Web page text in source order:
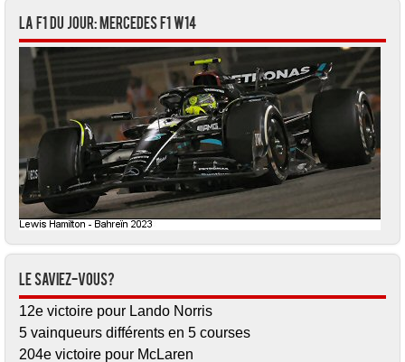
La F1 du jour: Mercedes F1 W14
Le saviez-vous?
12e victoire pour Lando Norris
5 vainqueurs différents en 5 courses
204e victoire pour McLaren